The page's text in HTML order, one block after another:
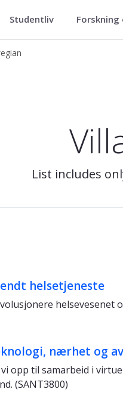
Studentliv Forskning
List includes
helsetjeneste
nærhet og
opp til samarbeid i
(SANT3800)